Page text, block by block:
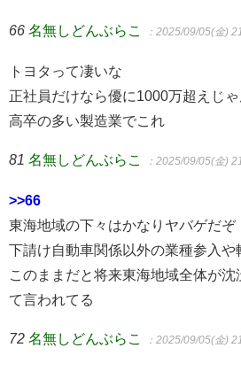
66 名無しどんぶらこ ：2025/09/05(金)
トヨタって凄いな
正社員だけなら優に1000万超えじゃ
高卒の多い製造業でこれ
81 名無しどんぶらこ ：2025/09/05(金)
>>66
東海地域の下々はかなりヤバゲだぞ
下請け自動車関係以外の業種参入や
このままだと将来東海地域全体が沈
て言われてる
72 名無しどんぶらこ ：2025/09/05(金)